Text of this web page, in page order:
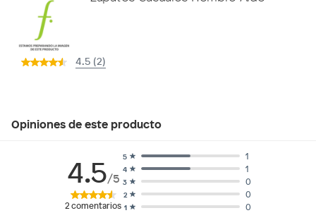
4.5 (2)
Opiniones de este producto
4.5/5
2comentarios 1 0
2 0
3 0
4 1
5 1